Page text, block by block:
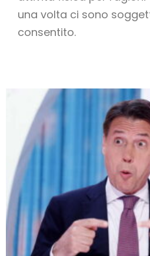
una volta ci sono
consentito.